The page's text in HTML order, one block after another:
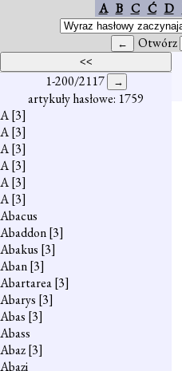
A B C Ć D
Otwórz
1-200/2117
artykuły hasłowe: 1759
A[3]
A[3]
A[3]
A[3]
A[3]
A[3]
Abacus
Abaddon[3]
Abakus [3]
Aban[3]
Abartarea[3]
Abarys [3]
Abas [3]
Abass
Abaz[3]
Abazi